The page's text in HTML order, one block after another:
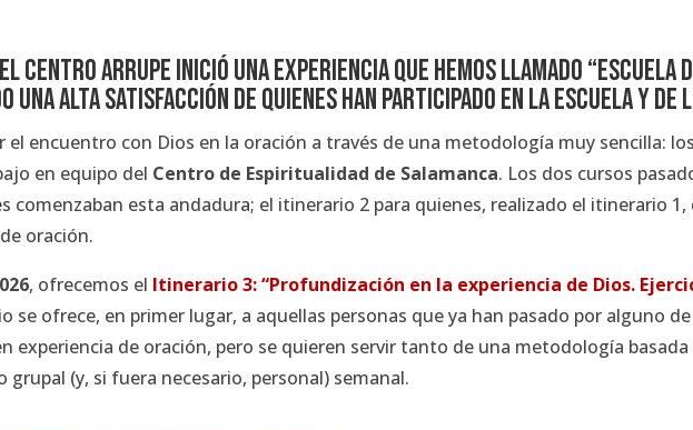
Centro Arrupe inició una experiencia que hemos llamado “Escuela
una alta satisfacción de quienes han participado en la Escuela y de
el encuentro con Dios en la oración a través de una metodología muy sencilla:
en equipo del Centro de Espiritualidad de Salamanca. Los dos cursos
comenzaban esta andadura; el itinerario 2 para quienes, realizado el itinerario
oración.
, ofrecemos el Itinerario 3: “Profundización en la experiencia de Dios.
se ofrece, en primer lugar, a aquellas personas que ya han pasado por alguno
experiencia de oración, pero se quieren servir tanto de una metodología
(y, si fuera necesario, personal) semanal.